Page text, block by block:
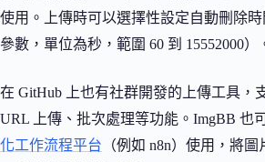
使用。上傳時可以選擇性設定自動刪除時
參數，單位為秒，範圍 60 到 15552000）
在 GitHub 上也有社群開發的上傳工具，
URL 上傳、批次處理等功能。ImgBB 也
化工作流程平台 （例如 n8n）使用，將圖